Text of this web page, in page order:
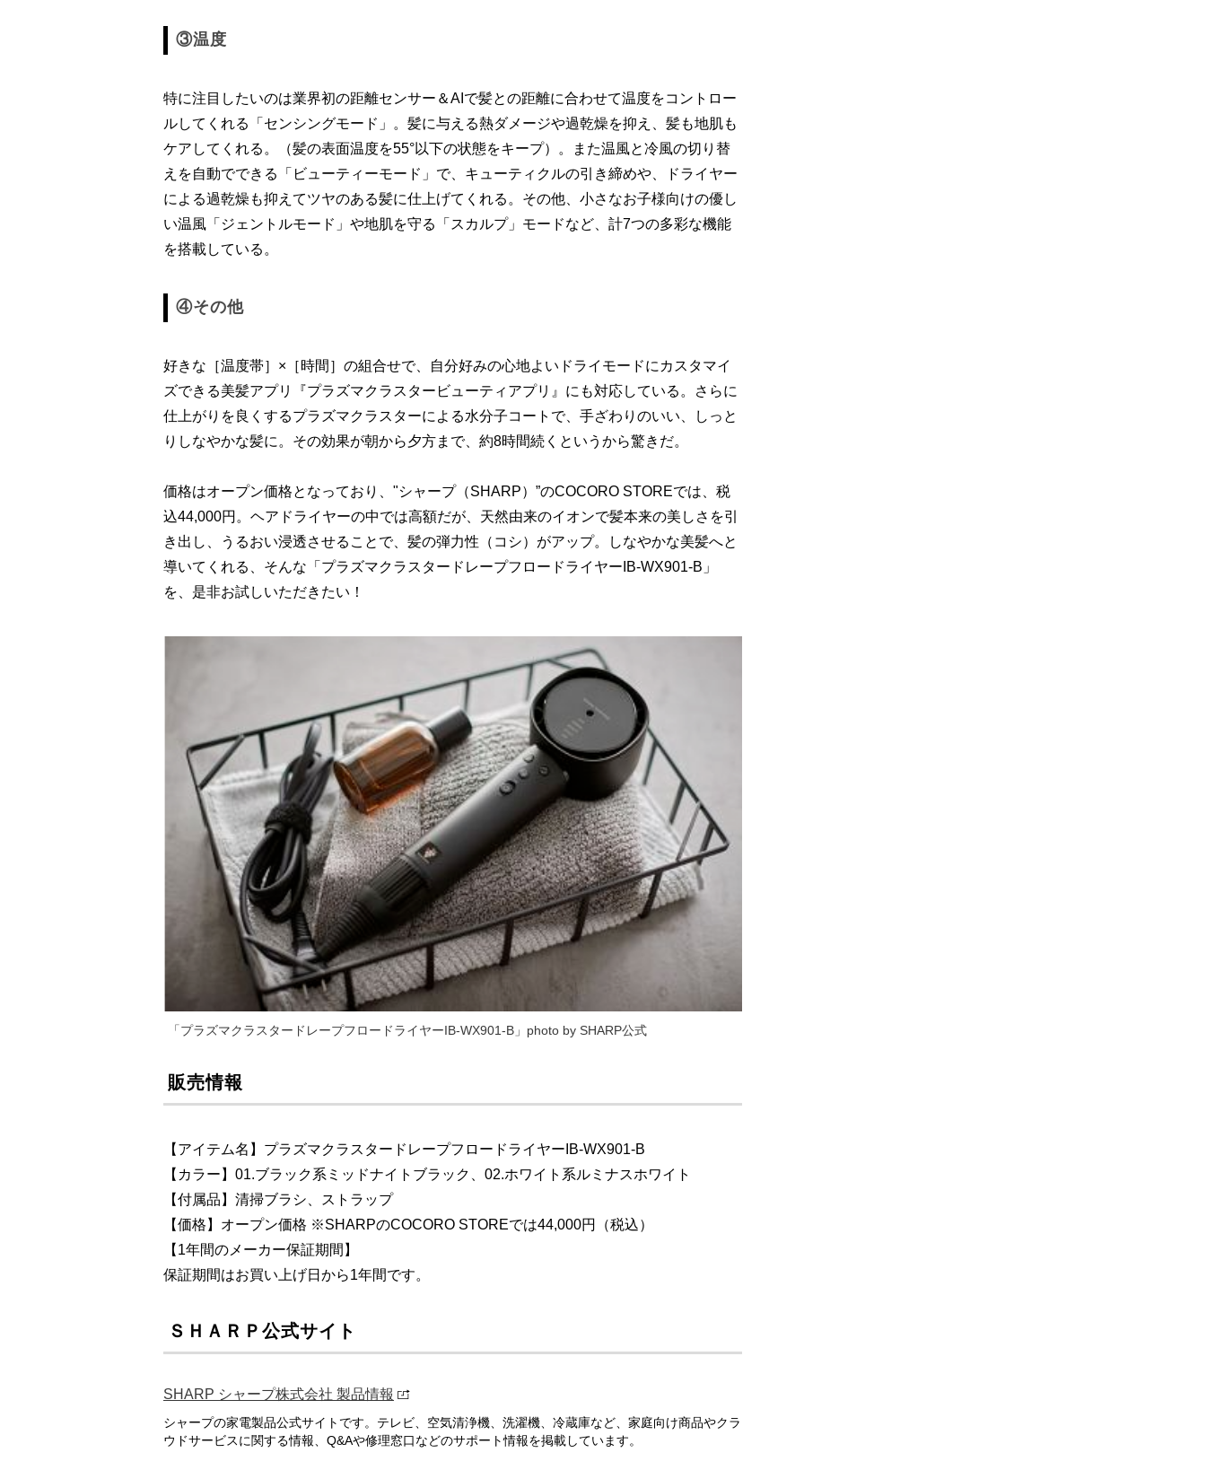
③温度
特に注目したいのは業界初の距離センサー＆AIで髪との距離に合わせて温度をコントロー
ルしてくれる「センシングモード」。髪に与える熱ダメージや過乾燥を抑え、髪も地肌も
ケアしてくれる。（髪の表面温度を55°以下の状態をキープ）。また温風と冷風の切り替
えを自動でできる「ビューティーモード」で、キューティクルの引き締めや、ドライヤー
による過乾燥も抑えてツヤのある髪に仕上げてくれる。その他、小さなお子様向けの優し
い温風「ジェントルモード」や地肌を守る「スカルプ」モードなど、計7つの多彩な機能
を搭載している。
④その他
好きな［温度帯］×［時間］の組合せで、自分好みの心地よいドライモードにカスタマイ
ズできる美髪アプリ『プラズマクラスタービューティアプリ』にも対応している。さらに
仕上がりを良くするプラズマクラスターによる水分子コートで、手ざわりのいい、しっと
りしなやかな髪に。その効果が朝から夕方まで、約8時間続くというから驚きだ。
価格はオープン価格となっており、"シャープ（SHARP）”のCOCORO STOREでは、税
込44,000円。ヘアドライヤーの中では高額だが、天然由来のイオンで髪本来の美しさを引
き出し、うるおい浸透させることで、髪の弾力性（コシ）がアップ。しなやかな美髪へと
導いてくれる、そんな「プラズマクラスタードレープフロードライヤーIB-WX901-B」
を、是非お試しいただきたい！
「プラズマクラスタードレープフロードライヤーIB-WX901-B」photo by SHARP公式
販売情報
【アイテム名】プラズマクラスタードレープフロードライヤーIB-WX901-B
【カラー】01.ブラック系ミッドナイトブラック、02.ホワイト系ルミナスホワイト
【付属品】清掃ブラシ、ストラップ
【価格】オープン価格 ※SHARPのCOCORO STOREでは44,000円（税込）
【1年間のメーカー保証期間】
保証期間はお買い上げ日から1年間です。
ＳＨＡＲＰ公式サイト
SHARP シャープ株式会社 製品情報
シャープの家電製品公式サイトです。テレビ、空気清浄機、洗濯機、冷蔵庫など、家庭向け商品やクラ
ウドサービスに関する情報、Q&Aや修理窓口などのサポート情報を掲載しています。